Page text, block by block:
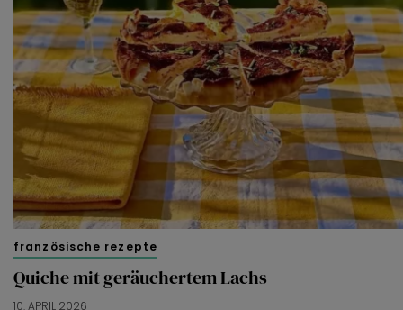
französische rezepte
Quiche mit geräuchertem Lachs
10. APRIL 2026